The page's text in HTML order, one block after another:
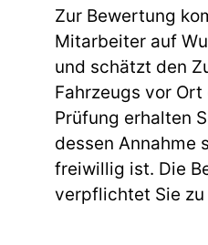
Zur Bewertung
Mitarbeiter auf
und schätzt den
Fahrzeugs vor
Prüfung erhalten
dessen Annahme
freiwillig ist. Die
verpflichtet Sie zu